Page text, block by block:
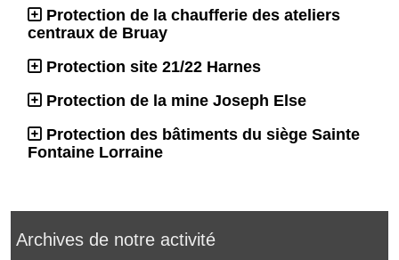
Protection de la chaufferie des ateliers
centraux de Bruay
Protection site 21/22 Harnes
Protection de la mine Joseph Else
Protection des bâtiments du siège Sainte
Fontaine Lorraine
Archives de notre activité